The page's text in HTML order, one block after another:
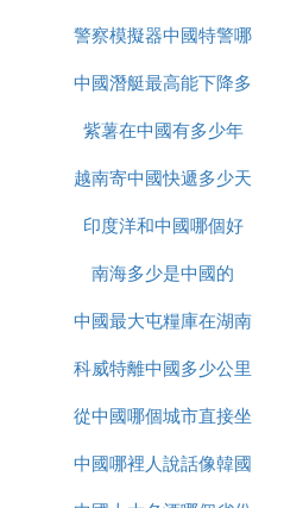
警察模擬器中國特警哪
裡下載
中國潛艇最高能下降多
少米
紫薯在中國有多少年
越南寄中國快遞多少天
印度洋和中國哪個好
南海多少是中國的
中國最大屯糧庫在湖南
哪裡
科威特離中國多少公里
從中國哪個城市直接坐
大巴去越南
中國哪裡人說話像韓國